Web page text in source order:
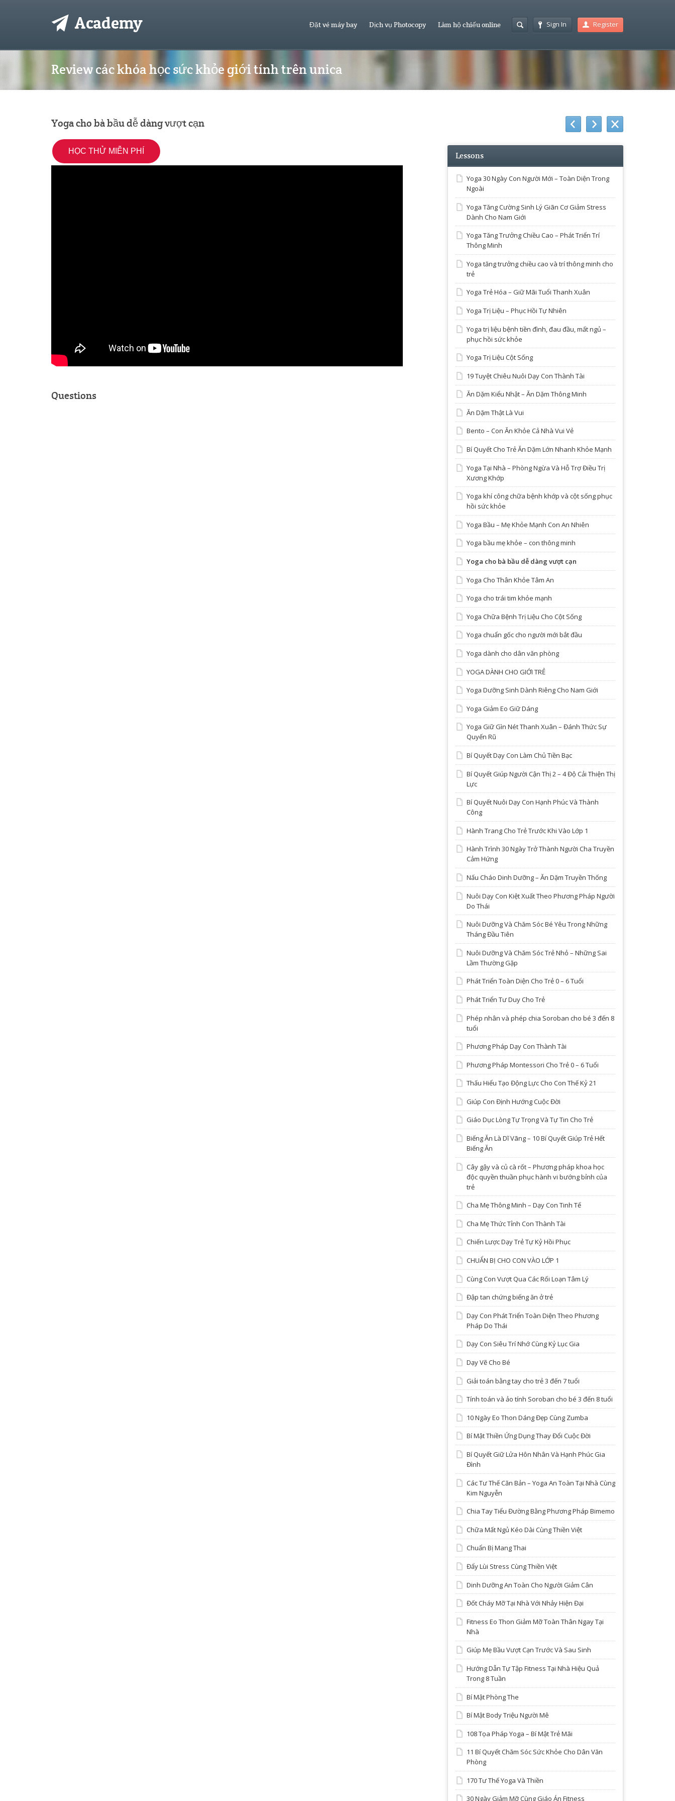
Sign In Register
Đặt vé máy bay Dịch vụ Photocopy Làm hộ chiếu online
Review các khóa học sức khỏe giới tính trên unica
Yoga cho bà bầu dễ dàng vượt cạn
HỌC THỬ MIỄN PHÍ
Questions
Lessons
Yoga 30 Ngày Con Người Mới – Toàn Diện Trong
Ngoài
Yoga Tăng Cường Sinh Lý Giãn Cơ Giảm Stress
Dành Cho Nam Giới
Yoga Tăng Trưởng Chiều Cao – Phát Triển Trí
Thông Minh
Yoga tăng trưởng chiều cao và trí thông minh cho
trẻ
Yoga Trẻ Hóa – Giữ Mãi Tuổi Thanh Xuân
Yoga Trị Liệu – Phục Hồi Tự Nhiên
Yoga trị liệu bệnh tiền đình, đau đầu, mất ngủ –
phục hồi sức khỏe
Yoga Trị Liệu Cột Sống
19 Tuyệt Chiêu Nuôi Dạy Con Thành Tài
Ăn Dặm Kiểu Nhật – Ăn Dặm Thông Minh
Ăn Dặm Thật Là Vui
Bento – Con Ăn Khỏe Cả Nhà Vui Vẻ
Bí Quyết Cho Trẻ Ăn Dặm Lớn Nhanh Khỏe Mạnh
Yoga Tại Nhà – Phòng Ngừa Và Hỗ Trợ Điều Trị
Xương Khớp
Yoga khí công chữa bệnh khớp và cột sống phục
hồi sức khỏe
Yoga Bầu – Mẹ Khỏe Mạnh Con An Nhiên
Yoga bầu mẹ khỏe – con thông minh
Yoga cho bà bầu dễ dàng vượt cạn
Yoga Cho Thân Khỏe Tâm An
Yoga cho trái tim khỏe mạnh
Yoga Chữa Bệnh Trị Liệu Cho Cột Sống
Yoga chuẩn gốc cho người mới bắt đầu
Yoga dành cho dân văn phòng
YOGA DÀNH CHO GIỚI TRẺ
Yoga Dưỡng Sinh Dành Riêng Cho Nam Giới
Yoga Giảm Eo Giữ Dáng
Yoga Giữ Gìn Nét Thanh Xuân – Đánh Thức Sự
Quyến Rũ
Bí Quyết Dạy Con Làm Chủ Tiền Bạc
Bí Quyết Giúp Người Cận Thị 2 – 4 Độ Cải Thiện Thị
Lực
Bí Quyết Nuôi Dạy Con Hạnh Phúc Và Thành
Công
Hành Trang Cho Trẻ Trước Khi Vào Lớp 1
Hành Trình 30 Ngày Trở Thành Người Cha Truyền
Cảm Hứng
Nấu Cháo Dinh Dưỡng – Ăn Dặm Truyền Thống
Nuôi Dạy Con Kiệt Xuất Theo Phương Pháp Người
Do Thái
Nuôi Dưỡng Và Chăm Sóc Bé Yêu Trong Những
Tháng Đầu Tiên
Nuôi Dưỡng Và Chăm Sóc Trẻ Nhỏ – Những Sai
Lầm Thường Gặp
Phát Triển Toàn Diện Cho Trẻ 0 – 6 Tuổi
Phát Triển Tư Duy Cho Trẻ
Phép nhân và phép chia Soroban cho bé 3 đến 8
tuổi
Phương Pháp Dạy Con Thành Tài
Phương Pháp Montessori Cho Trẻ 0 – 6 Tuổi
Thấu Hiểu Tạo Động Lực Cho Con Thế Kỷ 21
Giúp Con Định Hướng Cuộc Đời
Giáo Dục Lòng Tự Trọng Và Tự Tin Cho Trẻ
Biếng Ăn Là Dĩ Vãng – 10 Bí Quyết Giúp Trẻ Hết
Biếng Ăn
Cây gậy và củ cà rốt – Phương pháp khoa học
độc quyền thuần phục hành vi bướng bỉnh của
trẻ
Cha Mẹ Thông Minh – Dạy Con Tinh Tế
Cha Mẹ Thức Tỉnh Con Thành Tài
Chiến Lược Dạy Trẻ Tự Kỷ Hồi Phục
CHUẨN BỊ CHO CON VÀO LỚP 1
Cùng Con Vượt Qua Các Rối Loạn Tâm Lý
Đập tan chứng biếng ăn ở trẻ
Dạy Con Phát Triển Toàn Diện Theo Phương
Pháp Do Thái
Dạy Con Siêu Trí Nhớ Cùng Kỷ Lục Gia
Dạy Vẽ Cho Bé
Giải toán bằng tay cho trẻ 3 đến 7 tuổi
Tính toán và ảo tính Soroban cho bé 3 đến 8 tuổi
10 Ngày Eo Thon Dáng Đẹp Cùng Zumba
Bí Mật Thiền Ứng Dụng Thay Đổi Cuộc Đời
Bí Quyết Giữ Lửa Hôn Nhân Và Hạnh Phúc Gia
Đình
Các Tư Thế Căn Bản – Yoga An Toàn Tại Nhà Cùng
Kim Nguyễn
Chia Tay Tiểu Đường Bằng Phương Pháp Bimemo
Chữa Mất Ngủ Kéo Dài Cùng Thiền Việt
Chuẩn Bị Mang Thai
Đẩy Lùi Stress Cùng Thiền Việt
Dinh Dưỡng An Toàn Cho Người Giảm Cân
Đốt Cháy Mỡ Tại Nhà Với Nhảy Hiện Đại
Fitness Eo Thon Giảm Mỡ Toàn Thân Ngay Tại
Nhà
Giúp Mẹ Bầu Vượt Cạn Trước Và Sau Sinh
Hướng Dẫn Tự Tập Fitness Tại Nhà Hiệu Quả
Trong 8 Tuần
Bí Mật Phòng The
Bí Mật Body Triệu Người Mê
108 Tọa Pháp Yoga – Bí Mật Trẻ Mãi
11 Bí Quyết Chăm Sóc Sức Khỏe Cho Dân Văn
Phòng
170 Tư Thế Yoga Và Thiền
30 Ngày Giảm Mỡ Cùng Giáo Án Fitness